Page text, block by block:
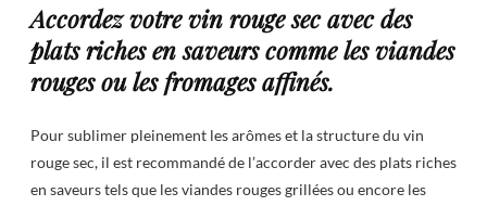
Accordez votre vin rouge sec avec des
plats riches en saveurs comme les viandes
rouges ou les fromages affinés.
Pour sublimer pleinement les arômes et la structure du vin
rouge sec, il est recommandé de l’accorder avec des plats riches
en saveurs tels que les viandes rouges grillées ou encore les